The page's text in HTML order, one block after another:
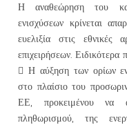
Η αναθεώρηση του
ενισχύσεων κρίνεται
ευελιξία στις
επιχειρήσεων. Ειδικότερα
 Η αύξηση των ορίων
στο πλαίσιο του
ΕΕ, προκειμένου να
πληθωρισμού, της